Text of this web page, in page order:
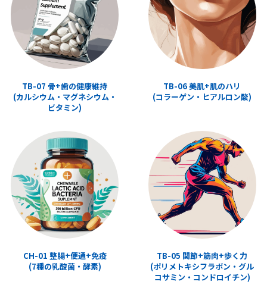
TB-07 骨+歯の健康維持
(カルシウム・マグネシウム・
ビタミン)
TB-06 美肌+肌のハリ
(コラーゲン・ヒアルロン酸)
CH-01 整腸+便通+免疫
(7種の乳酸菌・酵素)
TB-05 関節+筋肉+歩く力
(ポリメトキシフラボン・グル
コサミン・コンドロイチン)